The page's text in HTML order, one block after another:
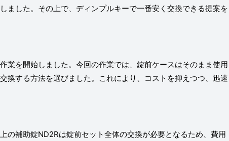
ました。その上で、ディンプルキーで一番安く交換できる提案を
業を開始しました。今回の作業では、錠前ケースはそのまま使用
換する方法を選びました。これにより、コストを抑えつつ、迅速
の補助錠ND2Rは錠前セット全体の交換が必要となるため、費用